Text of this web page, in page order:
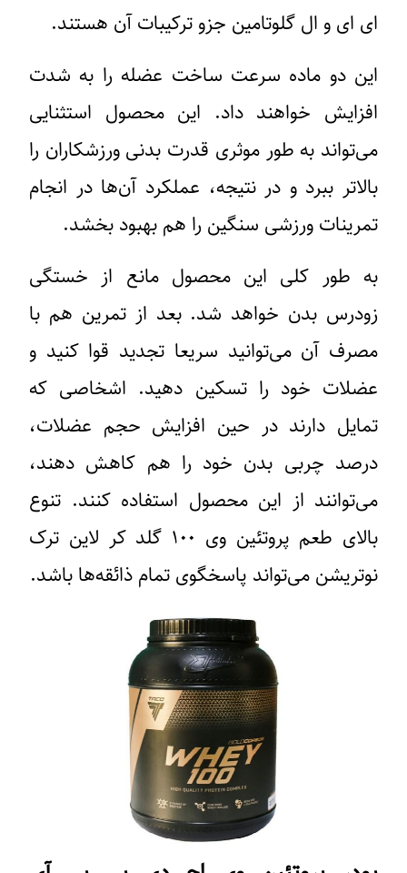
ای ای و ال گلوتامین جزو ترکیبات آن هستند.
این دو ماده سرعت ساخت عضله را به شدت
افزایش خواهند داد. این محصول استثنایی
می‌تواند به طور موثری قدرت بدنی ورزشکاران را
بالاتر ببرد و در نتیجه، عملکرد آن‌ها در انجام
تمرینات ورزشی سنگین را هم بهبود بخشد.
به طور کلی این محصول مانع از خستگی
زودرس بدن خواهد شد. بعد از تمرین هم با
مصرف آن می‌توانید سریعا تجدید قوا کنید و
عضلات خود را تسکین دهید. اشخاصی که
تمایل دارند در حین افزایش حجم عضلات،
درصد چربی بدن خود را هم کاهش دهند،
می‌توانند از این محصول استفاده کنند. تنوع
بالای طعم پروتئین وی ۱۰۰ گلد کر لاین ترک
نوتریشن می‌تواند پاسخگوی تمام ذائقه‌ها باشد.